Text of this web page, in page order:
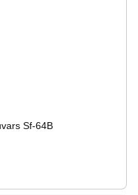
Sf-64B